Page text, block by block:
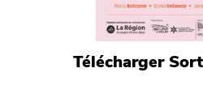
Télécharger